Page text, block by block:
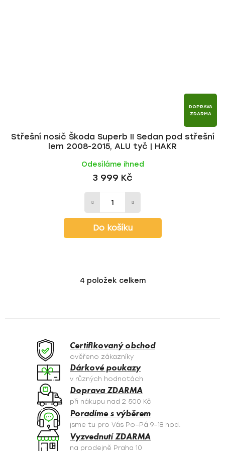
DOPRAVA
ZDARMA
Střešní nosič Škoda Superb II Sedan pod střešní
lem 2008-2015, ALU tyč | HAKR
Odesíláme ihned
3 999 Kč
Do košíku
O
á
c
í
p
r
v
k
y
v
ý
4 položek celkem
Certifikovaný obchod
ověřeno zákazníky
Dárkové poukazy
v různých hodnotách
Doprava ZDARMA
při nákupu nad 2 500 Kč
Poradíme s výběrem
jsme tu pro Vás Po–Pá 9–18 hod.
Vyzvednutí ZDARMA
na prodejně Praha 10